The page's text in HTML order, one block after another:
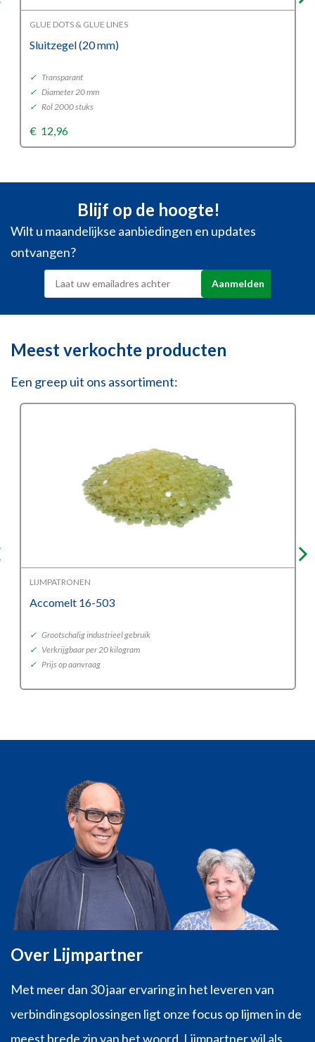
GLUE DOTS & GLUE LINES
Sluitzegel (20 mm)
✓ Transparant
✓ Diameter 20 mm
✓ Rol 2000 stuks
€ 12,96
Blijf op de hoogte!
Wilt u maandelijkse aanbiedingen en updates
ontvangen?
Meest verkochte producten
Een greep uit ons assortiment:
LIJMPATRONEN
Accomelt 16-503
✓ Grootschalig industrieel gebruik
✓ Verkrijgbaar per 20 kilogram
✓ Prijs op aanvraag
Over Lijmpartner
Met meer dan 30 jaar ervaring in het leveren van
verbindingsoplossingen ligt onze focus op lijmen in de
meest brede zin van het woord. Lijmpartner wil als